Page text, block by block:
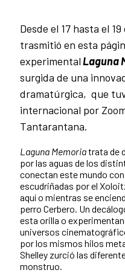
Desde el 17 hasta el
trasmitió en esta
experimentalLaguna
surgida de una
dramatúrgica, que
internacional por
Tantarantana.
Laguna Memoriatrata de
por las aguas de los
conectan este mundo
escudriñadas por el
aquí o mientras se
perro Cerbero. Un
esta orilla o
universos
por los mismos hilos
Shelley zurció las
monstruo.